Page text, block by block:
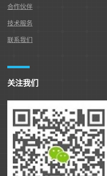
合作伙伴
技术服务
联系我们
关注我们